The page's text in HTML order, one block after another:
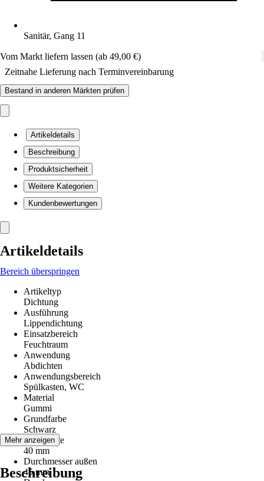
Sanitär, Gang 11
Vom Markt liefern lassen (ab 49,00 €)
Zeitnahe Lieferung nach Terminvereinbarung
Bestand in anderen Märkten prüfen
Artikeldetails
Beschreibung
Produktsicherheit
Weitere Kategorien
Kundenbewertungen
Artikeldetails
Bereich überspringen
Artikeltyp
Dichtung
Ausführung
Lippendichtung
Einsatzbereich
Feuchtraum
Anwendung
Abdichten
Anwendungsbereich
Spülkasten, WC
Material
Gummi
Grundfarbe
Schwarz
Nennweite
40 mm
Durchmesser außen
45 mm
Mehr anzeigen
Beschreibung